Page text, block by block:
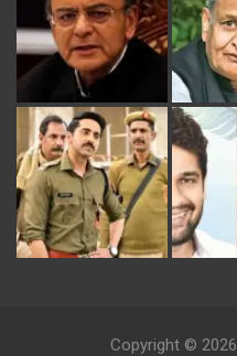
Copyright © 2026